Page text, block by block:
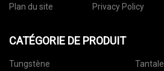
Plan du site
Privacy Policy
CATÉGORIE DE PRODUIT
Tungstène
Tantale